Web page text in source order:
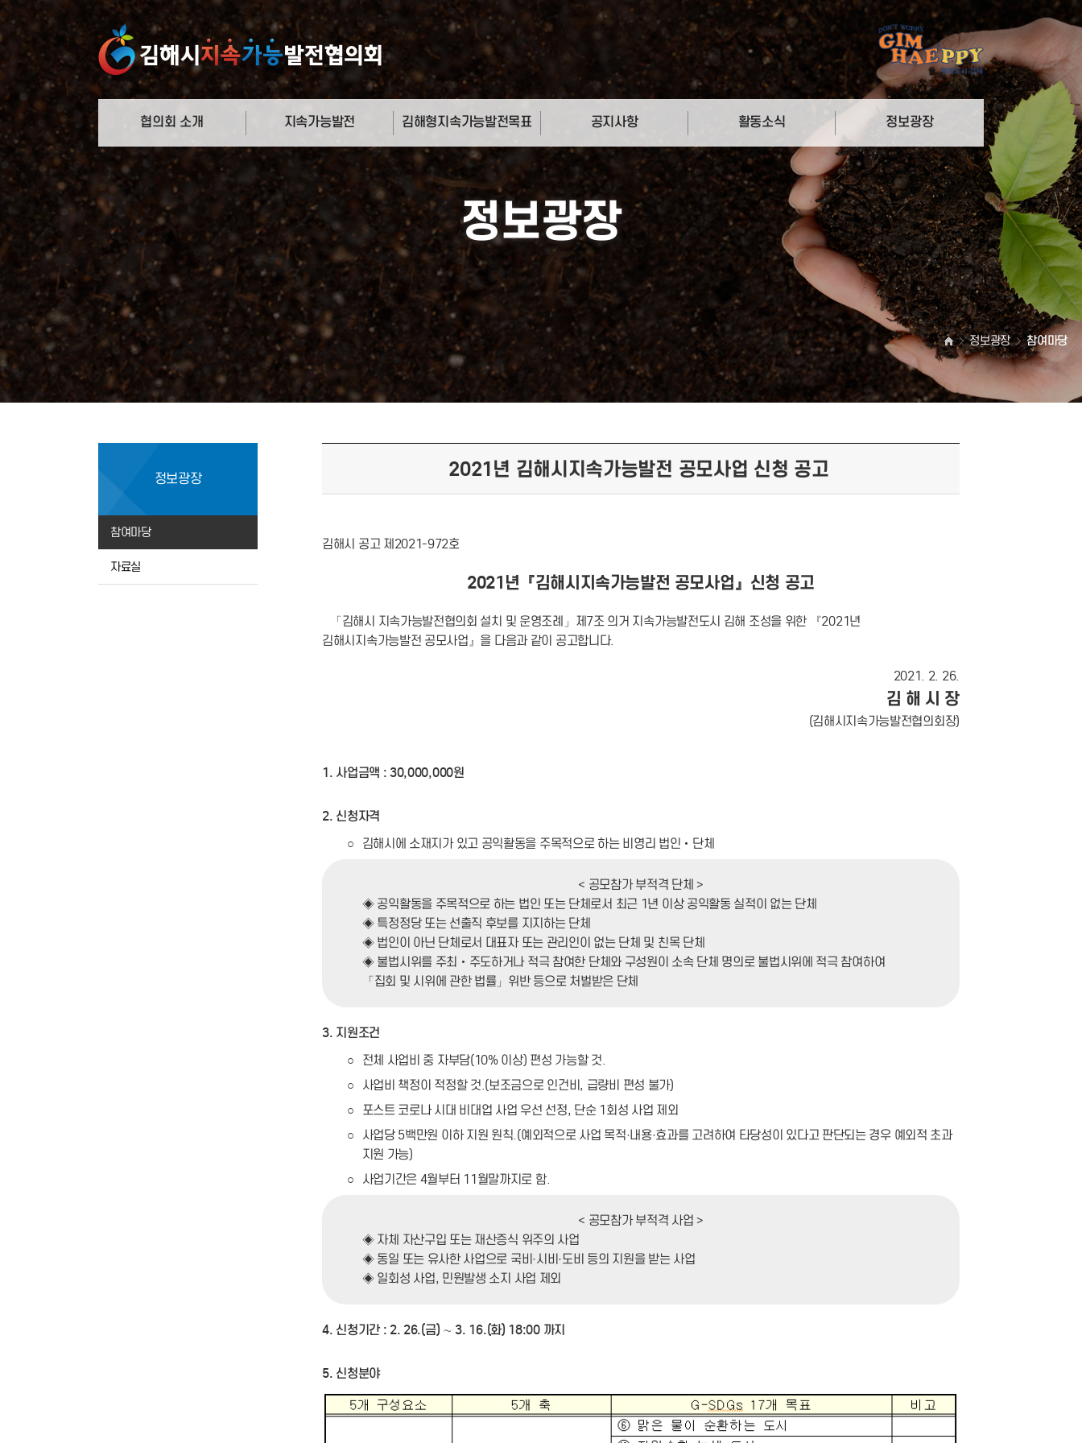
협의회 소개
정의와 과정
협의회 연혁
운영체계 및 주요기능
관련규정
함께하는 사람들
오시는 길
지속가능발전
지속가능발전
의제21
새천년개발목표
지속가능발전목표
국내외 추진사례
김해형지속가능발전목표
17개 목표 소개
비전선언문
공지사항
공지사항
활동소식
갤러리
캘린더
정보광장
참여마당
자료실
정보광장 참여마당
정보광장
정보광장
참여마당
자료실
2021년 김해시지속가능발전 공모사업 신청 공고
김해시 공고 제2021-­972호
2021년『김해시지속가능발전 공모사업』신청 공고
「김해시 지속가능발전협의회 설치 및 운영조례」제7조 의거 지속가능발전도시 김해 조성을 위한 『2021년
김해시지속가능발전 공모사업』을 다음과 같이 공고합니다.
2021. 2. 26.
김 해 시 장
(김해시지속가능발전협의회장)
1. 사업금액 : 30,000,000원
2. 신청자격
○
김해시에 소재지가 있고 공익활동을 주목적으로 하는 비영리 법인‧단체
< 공모참가 부적격 단체 >
◈ 공익활동을 주목적으로 하는 법인 또는 단체로서 최근 1년 이상 공익활동 실적이 없는 단체
◈ 특정정당 또는 선출직 후보를 지지하는 단체
◈ 법인이 아닌 단체로서 대표자 또는 관리인이 없는 단체 및 친목 단체
◈ 불법시위를 주최‧주도하거나 적극 참여한 단체와 구성원이 소속 단체 명의로 불법시위에 적극 참여하여
「집회 및 시위에 관한 법률」위반 등으로 처벌받은 단체
3. 지원조건
○
전체 사업비 중 자부담(10% 이상) 편성 가능할 것.
○
사업비 책정이 적정할 것.(보조금으로 인건비, 급량비 편성 불가)
○
포스트 코로나 시대 비대업 사업 우선 선정, 단순 1회성 사업 제외
○
사업당 5백만원 이하 지원 원칙.(예외적으로 사업 목적·내용·효과를 고려하여 타당성이 있다고 판단되는 경우 예외적 초과
지원 가능)
○
사업기간은 4월부터 11월말까지로 함.
< 공모참가 부적격 사업 >
◈ 자체 자산구입 또는 재산증식 위주의 사업
◈ 동일 또는 유사한 사업으로 국비·시비·도비 등의 지원을 받는 사업
◈ 일회성 사업, 민원발생 소지 사업 제외
4. 신청기간 : 2. 26.(금) ∼ 3. 16.(화) 18:00 까지
5. 신청분야